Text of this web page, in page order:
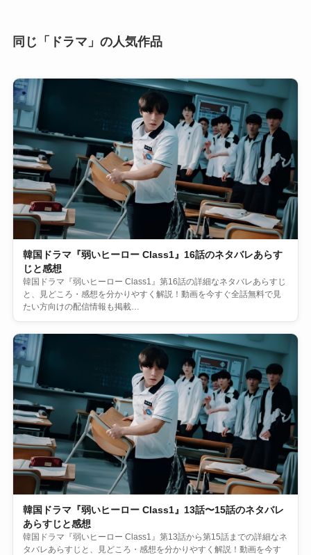
同じ「ドラマ」の人気作品
韓国ドラマ『弱いヒーロー Class1』16話のネタバレあらす
じと感想
韓国ドラマ『弱いヒーロー Class1』第16話の詳細なネタバレあらすじ
と、見どころ・感想を分かりやすく解説！動画を今すぐ全話無料で見
たい方向けの配信情報も掲載…
韓国ドラマ『弱いヒーロー Class1』13話〜15話のネタバレ
あらすじと感想
韓国ドラマ『弱いヒーロー Class1』第13話から第15話までの詳細なネ
タバレあらすじと、見どころ・感想を分かりやすく解説！動画を今す